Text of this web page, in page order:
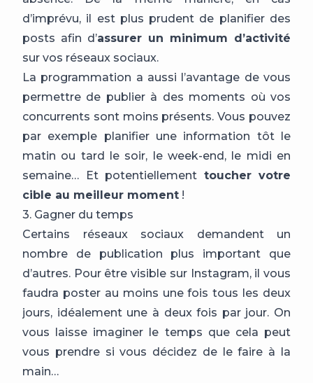
d’imprévu, il est plus prudent de planifier des
posts afin d’assurer un minimum d’activité
sur vos réseaux sociaux.
La programmation a aussi l’avantage de vous
permettre de publier à des moments où vos
concurrents sont moins présents. Vous pouvez
par exemple planifier une information tôt le
matin ou tard le soir, le week-end, le midi en
semaine… Et potentiellement toucher votre
cible au meilleur moment !
3. Gagner du temps
Certains réseaux sociaux demandent un
nombre de publication plus important que
d’autres. Pour être visible sur Instagram, il vous
faudra poster au moins une fois tous les deux
jours, idéalement une à deux fois par jour. On
vous laisse imaginer le temps que cela peut
vous prendre si vous décidez de le faire à la
main…